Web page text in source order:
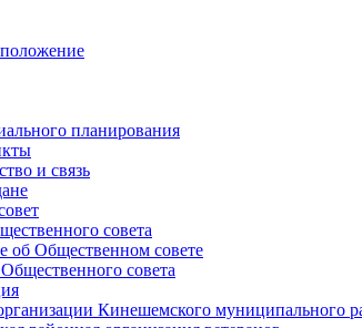
планирования
и связь
совета
об Общественном совете
совета
Кинешемского муниципального